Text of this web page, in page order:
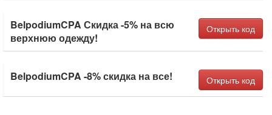
BelpodiumCPA Скидка -5% на всю
верхнюю одежду!
Открыть код
BelpodiumCPA -8% скидка на все! Открыть код